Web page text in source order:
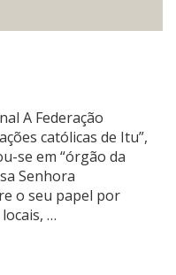
A Federação
católicas de Itu”,
se em “órgão da
Senhora
o seu papel por
…